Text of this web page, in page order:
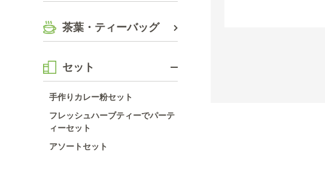
茶葉・ティーバッグ
セット
手作りカレー粉セット
フレッシュハーブティーでパーテ
ィーセット
アソートセット